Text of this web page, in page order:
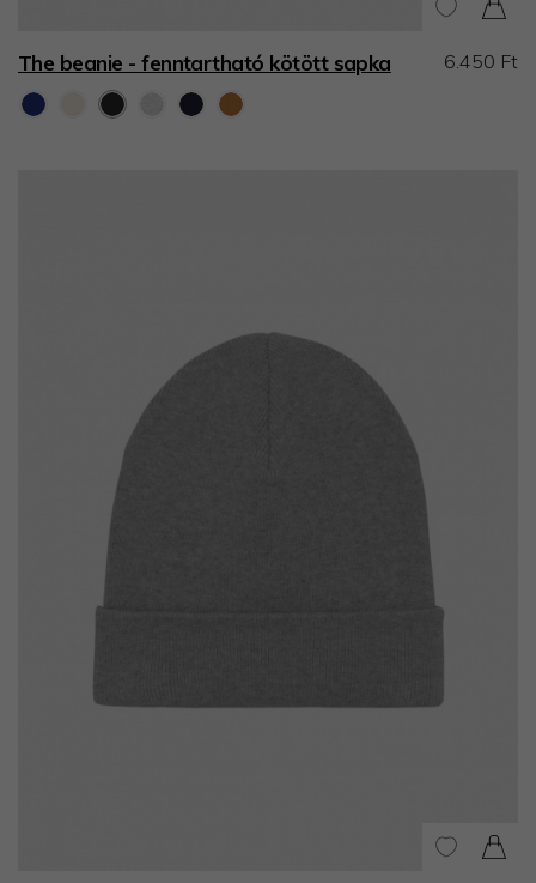
The beanie - fenntartható kötött sapka 6.450 Ft